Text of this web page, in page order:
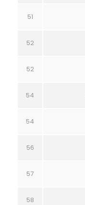
51
52
52
54
54
56
57
58